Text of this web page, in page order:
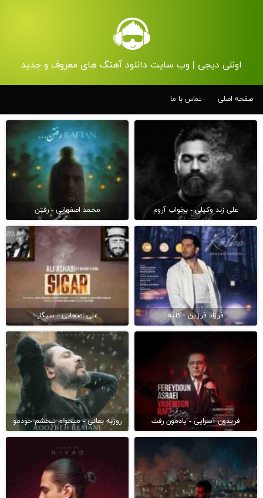
اونلی دیجی | وب سایت دانلود آهنگ های معروف و جدید
صفحه اصلی تماس با ما
علی زند وکیلی - بخواب آروم محمد اصفهانی - رفتن
فرزاد فرزین - کلبه علی اصحابی - سیگار
فریدون آسرایی - یادمون رفت روزبه بمانی - میخوام ببخشم خودمو